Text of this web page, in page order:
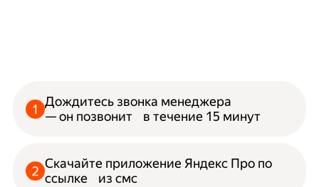
Дождитесь звонка менеджера
— он позвонит в течение 15 минут
Скачайте приложение Яндекс Про по
ссылке из смс